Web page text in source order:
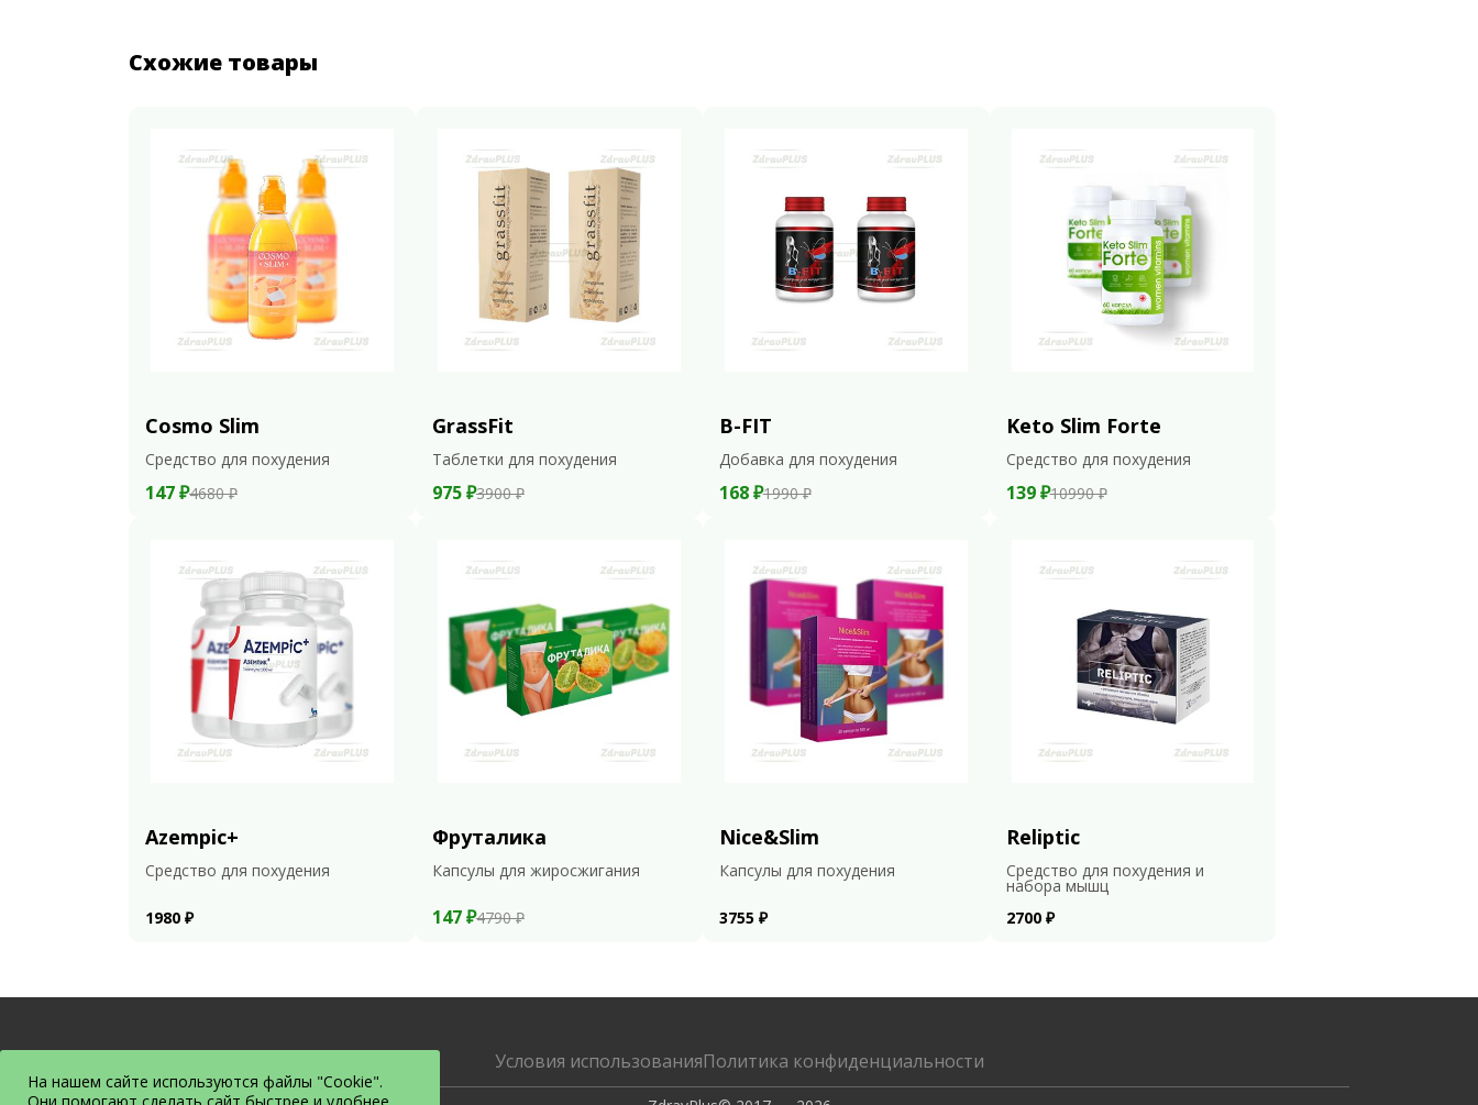
Схожие товары
Cosmo Slim
Средство для похудения
147 ₽4680 ₽
GrassFit
Таблетки для похудения
975 ₽3900 ₽
B-FIT
Добавка для похудения
168 ₽1990 ₽
Keto Slim Forte
Средство для похудения
139 ₽10990 ₽
Azempic+
Средство для похудения
1980 ₽
Фруталика
Капсулы для жиросжигания
147 ₽4790 ₽
Nice&Slim
Капсулы для похудения
3755 ₽
Reliptic
Средство для похудения и
набора мышц
2700 ₽
Условия использованияПолитика конфиденциальности
На нашем сайте используются файлы "Cookie".